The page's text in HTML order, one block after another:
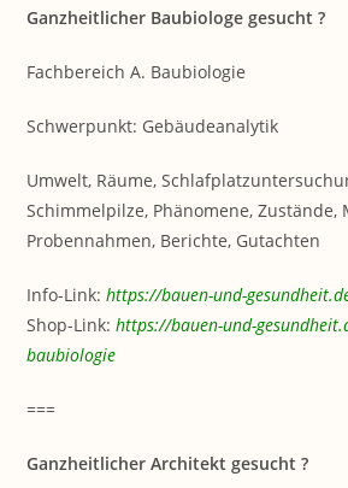
Ganzheitlicher Baubiologe gesucht ?
Fachbereich A. Baubiologie
Schwerpunkt: Gebäudeanalytik
Umwelt, Räume,
Schimmelpilze, Phänomene, Zustände,
Probennahmen, Berichte, Gutachten
Info-Link:https://bauen-und-
Shop-Link:https://bauen-und-
baubiologie
===
Ganzheitlicher Architekt gesucht ?